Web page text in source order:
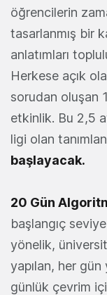
öğrencilerin
tasarlanmış bir
anlatımları
Herkese açık
sorudan oluşan
etkinlik. Bu 2,5
ligi olan
başlayacak.
20 Gün
başlangıç
yönelik,
yapılan, her
günlük çevrim